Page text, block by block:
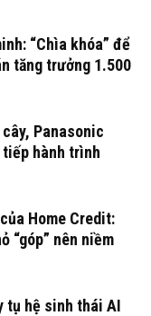
“Chìa khóa” để
tăng trưởng 1.500
Panasonic
hành trình
Home Credit:
“góp” nên niềm
tụ hệ sinh thái AI